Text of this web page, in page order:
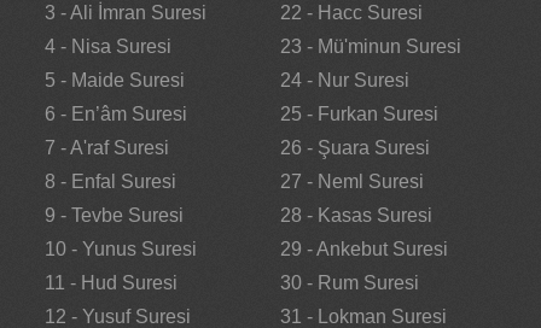
3 - Ali İmran Suresi
4 - Nisa Suresi
5 - Maide Suresi
6 - En’âm Suresi
7 - A'raf Suresi
8 - Enfal Suresi
9 - Tevbe Suresi
10 - Yunus Suresi
11 - Hud Suresi
12 - Yusuf Suresi
22 - Hacc Suresi
23 - Mü'minun Suresi
24 - Nur Suresi
25 - Furkan Suresi
26 - Şuara Suresi
27 - Neml Suresi
28 - Kasas Suresi
29 - Ankebut Suresi
30 - Rum Suresi
31 - Lokman Suresi